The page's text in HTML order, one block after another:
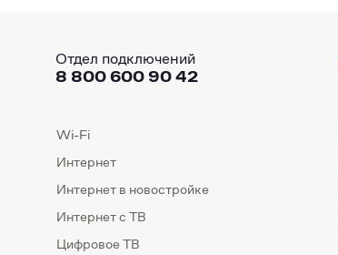
Отдел подключений
8 800 600 90 42
Wi-Fi
Интернет
Интернет в новостройке
Интернет с ТВ
Цифровое ТВ